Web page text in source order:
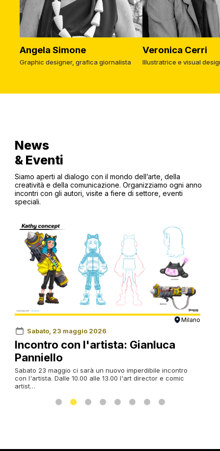
Angela Simone
Graphic designer, grafica giornalista
Veronica Cerri
Illustratrice e visual
News
& Eventi
Siamo aperti al dialogo con il mondo dell’arte, della
creatività e della comunicazione. Organizziamo ogni anno
incontri con gli autori, visite a fiere di settore, eventi
speciali.
Milano
Sabato, 16 maggio 2026
Workshop sulla linoleografia
Un laboratorio intensivo di quattro ore dedicato alla
stampa a rilievo, combinando introduzione…